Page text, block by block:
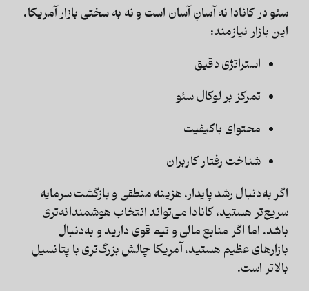
سئو در کانادا نه آسانِ آسان است و نه به سختی بازار آمریکا.
این بازار نیازمند:
استراتژی دقیق
تمرکز بر لوکال سئو
محتوای باکیفیت
شناخت رفتار کاربران
اگر به‌دنبال رشد پایدار، هزینه منطقی و بازگشت سرمایه
سریع‌تر هستید، کانادا می‌تواند انتخاب هوشمندانه‌تری
باشد. اما اگر منابع مالی و تیم قوی دارید و به‌دنبال
بازارهای عظیم هستید، آمریکا چالش بزرگ‌تری با پتانسیل
بالاتر است.